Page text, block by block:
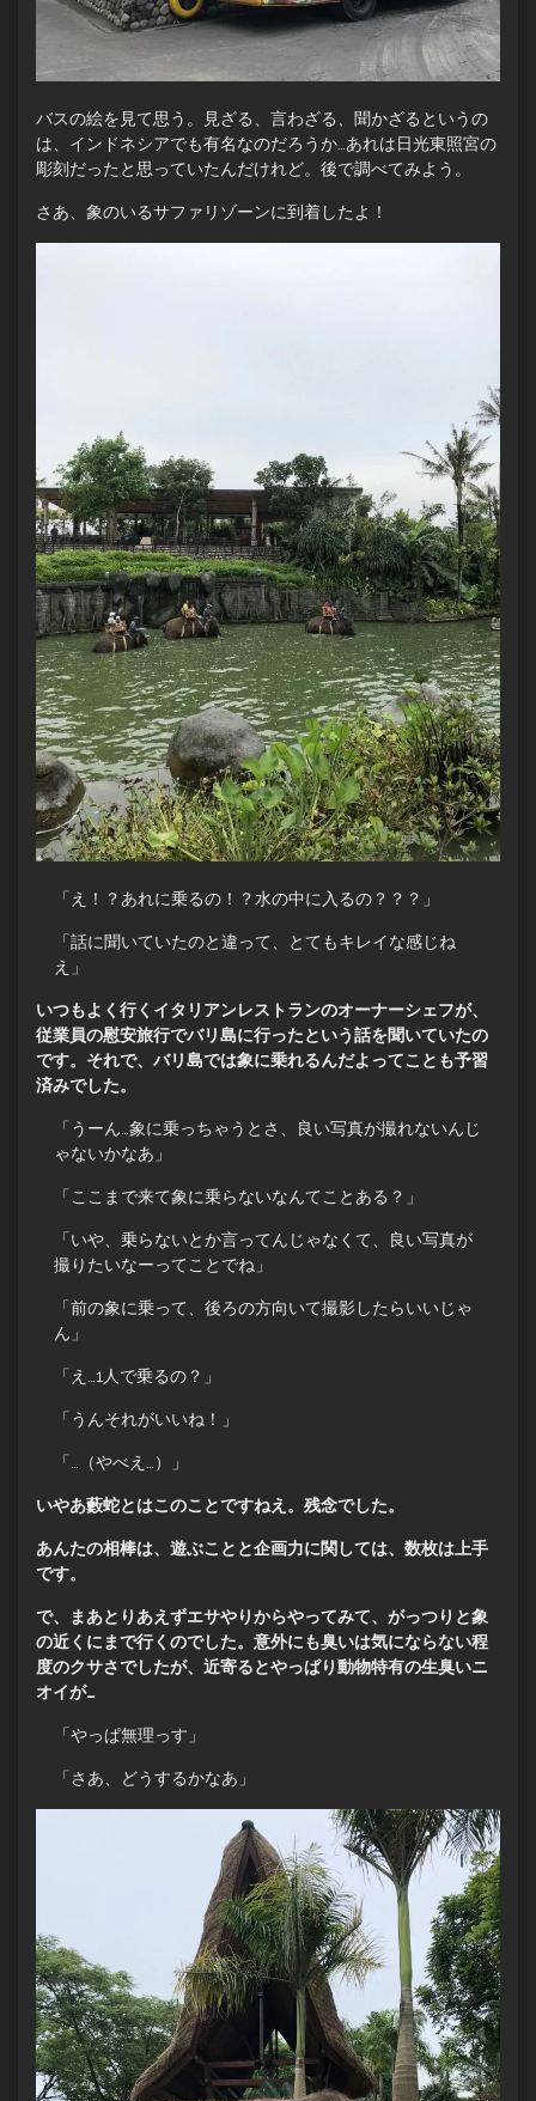
バスの絵を見て思う。見ざる、言わざる、聞かざるというの
は、インドネシアでも有名なのだろうか…あれは日光東照宮の
彫刻だったと思っていたんだけれど。後で調べてみよう。
さあ、象のいるサファリゾーンに到着したよ！
「え！？あれに乗るの！？水の中に入るの？？？」
「話に聞いていたのと違って、とてもキレイな感じね
え」
いつもよく行くイタリアンレストランのオーナーシェフが、
従業員の慰安旅行でバリ島に行ったという話を聞いていたの
です。それで、バリ島では象に乗れるんだよってことも予習
済みでした。
「うーん…象に乗っちゃうとさ、良い写真が撮れないんじ
ゃないかなあ」
「ここまで来て象に乗らないなんてことある？」
「いや、乗らないとか言ってんじゃなくて、良い写真が
撮りたいなーってことでね」
「前の象に乗って、後ろの方向いて撮影したらいいじゃ
ん」
「え…1人で乗るの？」
「うんそれがいいね！」
「…（やべえ…）」
いやあ藪蛇とはこのことですねえ。残念でした。
あんたの相棒は、遊ぶことと企画力に関しては、数枚は上手
です。
で、まあとりあえずエサやりからやってみて、がっつりと象
の近くにまで行くのでした。意外にも臭いは気にならない程
度のクサさでしたが、近寄るとやっぱり動物特有の生臭いニ
オイが…
「やっぱ無理っす」
「さあ、どうするかなあ」